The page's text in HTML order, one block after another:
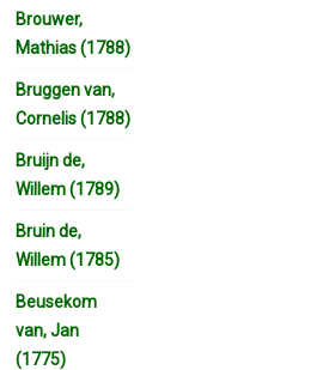
Brouwer,
Mathias (1788)
Bruggen van,
Cornelis (1788)
Bruijn de,
Willem (1789)
Bruin de,
Willem (1785)
Beusekom
van, Jan
(1775)